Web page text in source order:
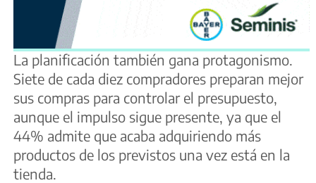
La planificación también gana protagonismo.
Siete de cada diez compradores preparan mejor
sus compras para controlar el presupuesto,
aunque el impulso sigue presente, ya que el
44% admite que acaba adquiriendo más
productos de los previstos una vez está en la
tienda.